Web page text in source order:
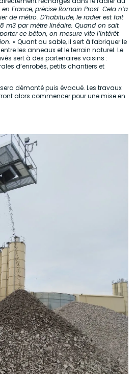
France, précise Romain Prost. Cela n’a
de métro. D’habitude, le radier est fait
m3 par mètre linéaire. Quand on sait
ce béton, on mesure vite l’intérêt
» Quant au sable, il sert à fabriquer le
les anneaux et le terrain naturel. Le
sert à des partenaires voisins :
d’enrobés, petits chantiers et
sera démonté puis évacué. Les travaux
alors commencer pour une mise en